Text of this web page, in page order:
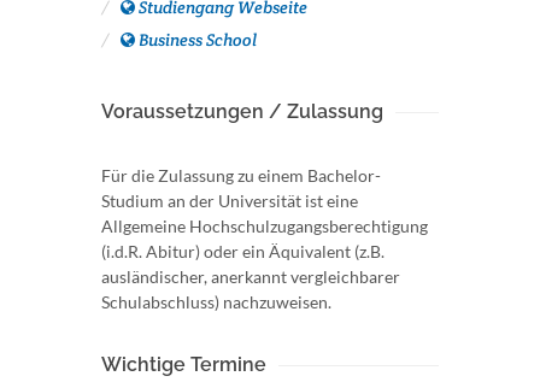
Studiengang Webseite
Business School
Voraussetzungen / Zulassung
Für die Zulassung zu einem Bachelor-
Studium an der Universität ist eine
Allgemeine Hochschulzugangsberechtigung
(i.d.R. Abitur) oder ein Äquivalent (z.B.
ausländischer, anerkannt vergleichbarer
Schulabschluss) nachzuweisen.
Wichtige Termine